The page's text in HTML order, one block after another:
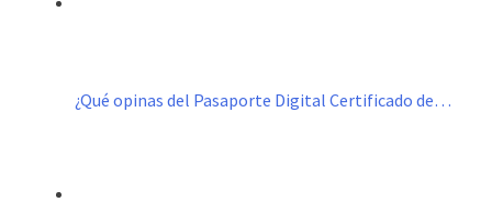
¿Qué opinas del Pasaporte Digital Certificado de…